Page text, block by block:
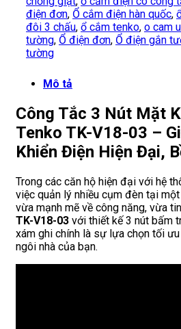
điện đơn, Ổ cắm điện hàn quốc,
đôi 3 chấu, ổ cắm tenko, o cam
tường, Ổ điện đơn, Ổ điện gắn
tường
Mô tả
Công Tắc 3 Nút Mặt
Tenko TK-V18-03 –
Khiển Điện Hiện Đại,
Trong các căn hộ hiện đại với hệ
việc quản lý nhiều cụm đèn tại
vừa mạnh mẽ về công năng, vừa
TK-V18-03 với thiết kế 3 nút bấm
xám ghi chính là sự lựa chọn tối
ngôi nhà của bạn.